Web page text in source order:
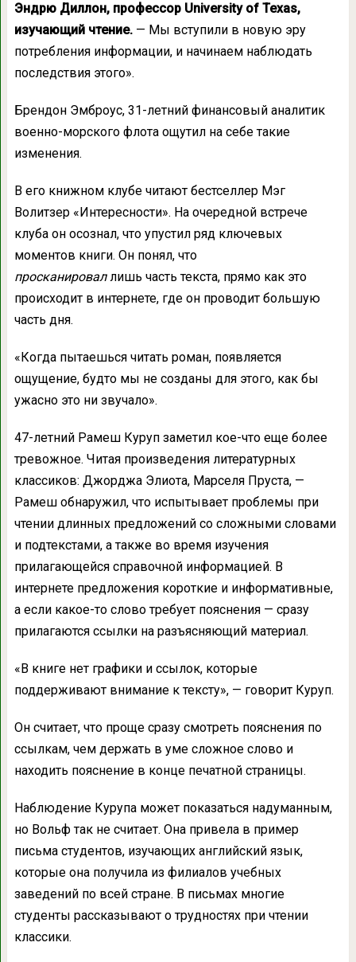
Эндрю Диллон, профессор University of Texas,
изучающий чтение.— Мы вступили в новую эру
потребления информации, и начинаем наблюдать
последствия этого».
Брендон Эмброус, 31-летний финансовый аналитик
военно-морского флота ощутил на себе такие
изменения.
В его книжном клубе читают бестселлер Мэг
Волитзер «Интересности». На очередной встрече
клуба он осознал, что упустил ряд ключевых
моментов книги. Он понял, что
просканироваллишь часть текста, прямо как это
происходит в интернете, где он проводит большую
часть дня.
«Когда пытаешься читать роман, появляется
ощущение, будто мы не созданы для этого, как бы
ужасно это ни звучало».
47-летний Рамеш Куруп заметил кое-что еще более
тревожное. Читая произведения литературных
классиков: Джорджа Элиота, Марселя Пруста, —
Рамеш обнаружил, что испытывает проблемы при
чтении длинных предложений со сложными словами
и подтекстами, а также во время изучения
прилагающейся справочной информацией. В
интернете предложения короткие и информативные,
а если какое-то слово требует пояснения — сразу
прилагаются ссылки на разъясняющий материал.
«В книге нет графики и ссылок, которые
поддерживают внимание к тексту», — говорит Куруп.
Он считает, что проще сразу смотреть пояснения по
ссылкам, чем держать в уме сложное слово и
находить пояснение в конце печатной страницы.
Наблюдение Курупа может показаться надуманным,
но Вольф так не считает. Она привела в пример
письма студентов, изучающих английский язык,
которые она получила из филиалов учебных
заведений по всей стране. В письмах многие
студенты рассказывают о трудностях при чтении
классики.